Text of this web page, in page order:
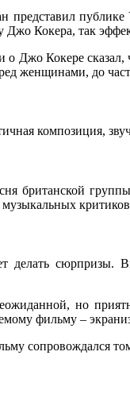
представил публике
Джо Кокера, так
о Джо Кокере сказал,
женщинами, до
композиция,
британской
делать сюрпризы.
но
фильму –
сопровождался